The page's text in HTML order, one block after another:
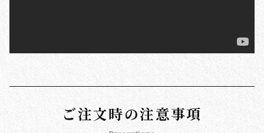
ご注文時の注意事項